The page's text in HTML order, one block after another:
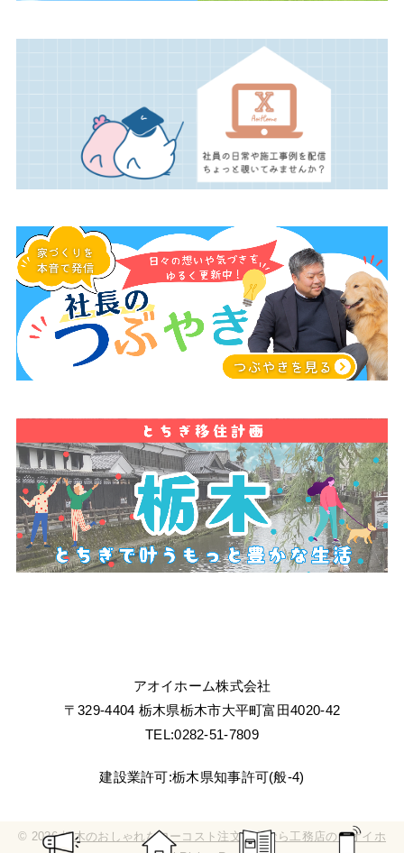
アオイホーム株式会社
〒329-4404 栃木県栃木市大平町富田4020-42
TEL:0282-51-7809
建設業許可:栃木県知事許可(般-4)
© 2026栃木のおしゃれなローコスト注文住宅なら工務店のアオイホ